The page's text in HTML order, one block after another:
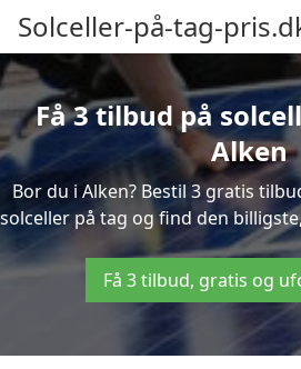
Solceller-på-tag-
Få 3 tilbud på
Alken
Bor du i Alken? Bestil 3 gratis
solceller på tag og find den
Få 3 tilbud, gratis og